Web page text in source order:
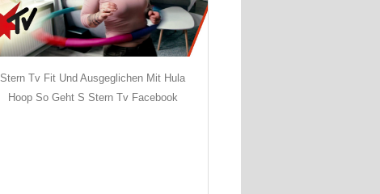
Stern Tv Fit Und Ausgeglichen Mit Hula
Hoop So Geht S Stern Tv Facebook